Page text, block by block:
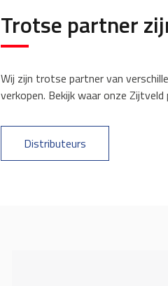
Trotse partner
Wij zijn trotse partner van
verkopen. Bekijk waar onze
Distributeurs